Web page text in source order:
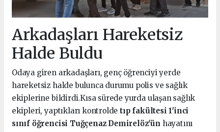
Arkadaşları Hareketsiz
Halde Buldu
Odaya giren arkadaşları, genç öğrenciyi yerde
hareketsiz halde bulunca durumu polis ve sağlık
ekiplerine bildirdi.Kısa sürede yurda ulaşan sağlık
ekipleri, yaptıkları kontroldetıp fakültesi 1'inci
sınıf öğrencisi Tuğçenaz Demirelöz'ün hayatını